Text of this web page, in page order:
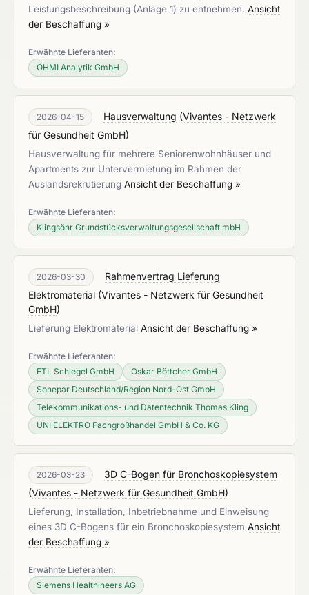
Leistungsbeschreibung (Anlage 1) zu entnehmen. Ansicht
der Beschaffung »
Erwähnte Lieferanten:
ÖHMI Analytik GmbH
2026-04-15 Hausverwaltung (Vivantes - Netzwerk
für Gesundheit GmbH)
Hausverwaltung für mehrere Seniorenwohnhäuser und
Apartments zur Untervermietung im Rahmen der
Auslandsrekrutierung Ansicht der Beschaffung »
Erwähnte Lieferanten:
Klingsöhr Grundstücksverwaltungsgesellschaft mbH
2026-03-30
Rahmenvertrag Lieferung
Elektromaterial (Vivantes - Netzwerk für Gesundheit
GmbH)
Lieferung Elektromaterial Ansicht der Beschaffung »
Erwähnte Lieferanten:
ETL Schlegel GmbH
Oskar Böttcher GmbH
Sonepar Deutschland/Region Nord-Ost GmbH
Telekommunikations- und Datentechnik Thomas Kling
UNI ELEKTRO Fachgroßhandel GmbH & Co. KG
2026-03-23
3D C-Bogen für Bronchoskopiesystem
(Vivantes - Netzwerk für Gesundheit GmbH)
Lieferung, Installation, Inbetriebnahme und Einweisung
eines 3D C-Bogens für ein Bronchoskopiesystem Ansicht
der Beschaffung »
Erwähnte Lieferanten:
Siemens Healthineers AG